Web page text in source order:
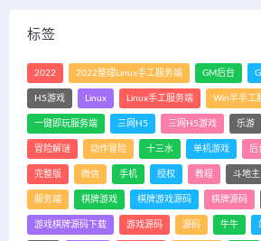
标签
2022 2022整理Linux手工服务端 GM后台
H5游戏 Linux Linux手工服务端 Win半手工
一键即玩服务端 三网H5 三网H5游戏 乐游
冒险解谜 动作冒险 十三水 单机游戏 后
完整版 微信 手机 授权 教程 斗地主
服务端 棋牌游戏 棋牌游戏源码 棋牌源码
游戏棋牌源码下载 游戏源码 源码 牛牛